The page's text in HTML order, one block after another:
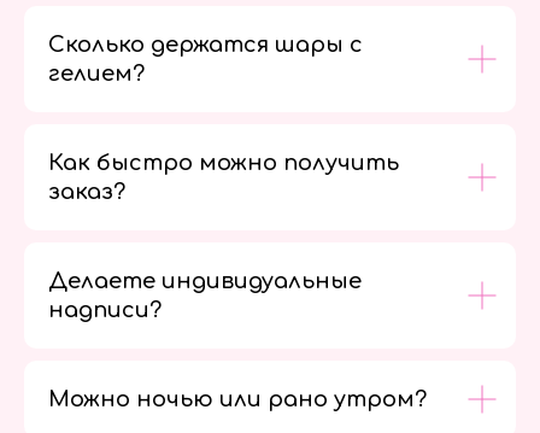
Сколько держатся шары с
гелием?
Как быстро можно получить
заказ?
Делаете индивидуальные
надписи?
Можно ночью или рано утром?